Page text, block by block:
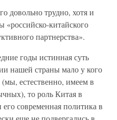
довольно трудно, хотя и
«российско-китайского
партнерства».
годы истинная суть
нашей страны мало у кого
естественно, имеем в
то роль Китая в
современная политика в